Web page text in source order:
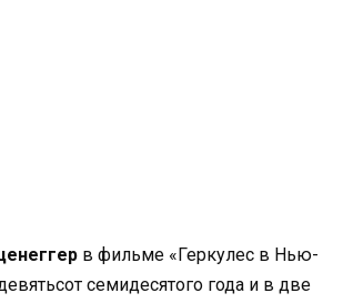
в фильме «Геркулес в Нью-
семидесятого года и в две